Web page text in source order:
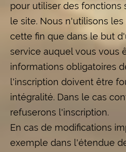
pour utiliser des fonctions
le site. Nous n'utilisons
cette fin que dans le but
service auquel vous vous
informations obligatoires
l'inscription doivent être
intégralité. Dans le cas
refuserons l'inscription.
En cas de modifications
exemple dans l'étendue